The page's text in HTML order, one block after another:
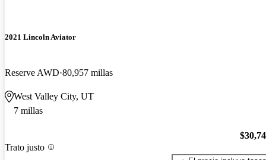
2021 Lincoln Aviator
Reserve AWD 80,957 millas
West Valley City, UT
7 millas
Trato justo